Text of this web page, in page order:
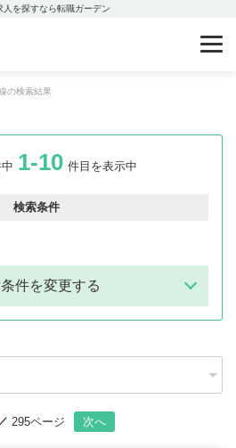
を探すなら転職ガーデン
の検索結果
1-10 件目を表示中
検索条件
件を変更する
295ページ 次へ